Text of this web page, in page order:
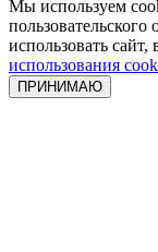
Мы используем
использовать
использования
ПРИНИМАЮ